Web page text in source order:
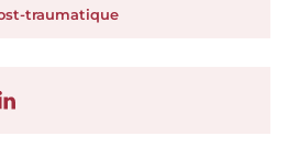
traumatique